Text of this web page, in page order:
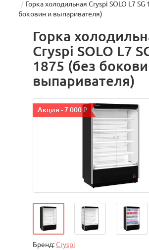
Горка холодильная Cryspi SOLO L7 SG
боковин и выпаривателя)
Горка
Cryspi SOLO L7
1875 (без
выпаривателя)
Акция - 7 000 ₽
Бренд: Cryspi